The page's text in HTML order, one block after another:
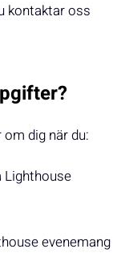
kontaktar oss
dig när du:
Lighthouse
evenemang